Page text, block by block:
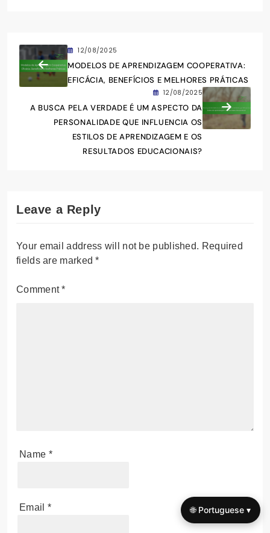
12/08/2025
MODELOS DE APRENDIZAGEM COOPERATIVA:
EFICÁCIA, BENEFÍCIOS E MELHORES PRÁTICAS
12/08/2025
A BUSCA PELA VERDADE É UM ASPECTO DA
PERSONALIDADE QUE INFLUENCIA OS
ESTILOS DE APRENDIZAGEM E OS
RESULTADOS EDUCACIONAIS?
Leave a Reply
Your email address will not be published. Required
fields are marked*
Comment*
Name *
Email * 🌐 Portuguese ▾